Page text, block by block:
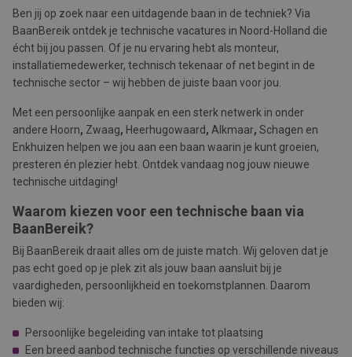
Ben jij op zoek naar een uitdagende baan in de techniek? Via
BaanBereik ontdek je technische vacatures in Noord-Holland die
écht bij jou passen. Of je nu ervaring hebt als monteur,
installatiemedewerker, technisch tekenaar of net begint in de
technische sector – wij hebben de juiste baan voor jou.
Met een persoonlijke aanpak en een sterk netwerk in onder
andere Hoorn, Zwaag, Heerhugowaard, Alkmaar, Schagen en
Enkhuizen helpen we jou aan een baan waarin je kunt groeien,
presteren én plezier hebt. Ontdek vandaag nog jouw nieuwe
technische uitdaging!
Waarom kiezen voor een technische baan via
BaanBereik?
Bij BaanBereik draait alles om de juiste match. Wij geloven dat je
pas echt goed op je plek zit als jouw baan aansluit bij je
vaardigheden, persoonlijkheid en toekomstplannen. Daarom
bieden wij:
Persoonlijke begeleiding van intake tot plaatsing
Een breed aanbod technische functies op verschillende niveaus